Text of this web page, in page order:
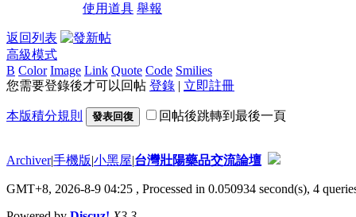
使用道具 舉報
返回列表
高級模式
B Color Image Link Quote Code Smilies
您需要登錄後才可以回帖 登錄 | 立即註冊
本版積分規則 發表回復 回帖後跳轉到最後一頁
Archiver|手機版|小黑屋|台灣壯陽藥品交流論壇
GMT+8, 2026-8-9 04:25 , Processed in 0.050934 second(s), 4